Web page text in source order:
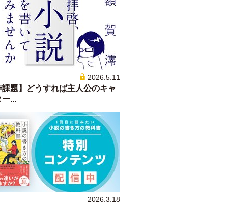
2026.5.11
課題】どうすれば主人公のキャ
ー...
2026.3.18